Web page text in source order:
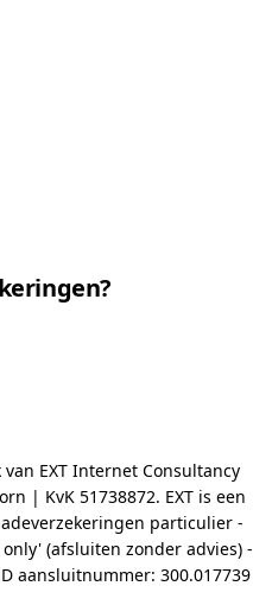
EXT Internet Consultancy
| KvK 51738872. EXT is een
particulier -
(afsluiten zonder advies) -
aansluitnummer: 300.017739